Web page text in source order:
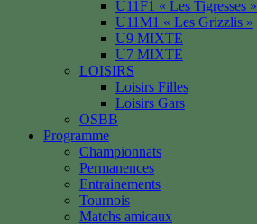
U11F1 « Les Tigresses »
U11M1 « Les Grizzlis »
U9 MIXTE
U7 MIXTE
LOISIRS
Loisirs Filles
Loisirs Gars
OSBB
Programme
Championnats
Permanences
Entrainements
Tournois
Matchs amicaux